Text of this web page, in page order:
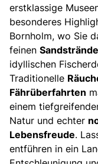
erstklassige
besonderes
Bornholm, wo Sie
feinen
idyllischen
Traditionelle
Fährüberfahrten
einem
Natur und echter
Lebensfreude.
entführen in ein